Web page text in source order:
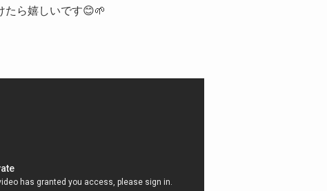
たら嬉しいです😊🌱